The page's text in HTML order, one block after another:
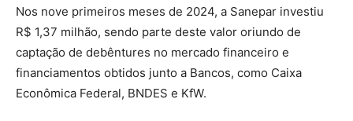
Nos nove primeiros meses de 2024, a Sanepar investiu
R$ 1,37 milhão, sendo parte deste valor oriundo de
captação de debêntures no mercado financeiro e
financiamentos obtidos junto a Bancos, como Caixa
Econômica Federal, BNDES e KfW.